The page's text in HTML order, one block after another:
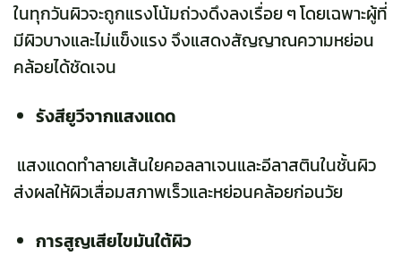
ในทุกวันผิวจะถูกแรงโน้มถ่วงดึงลงเรื่อย ๆ โดยเฉพาะผู้ที่
มีผิวบางและไม่แข็งแรง จึงแสดงสัญญาณความหย่อน
คล้อยได้ชัดเจน
รังสียูวีจากแสงแดด
แสงแดดทำลายเส้นใยคอลลาเจนและอีลาสตินในชั้นผิว
ส่งผลให้ผิวเสื่อมสภาพเร็วและหย่อนคล้อยก่อนวัย
การสูญเสียไขมันใต้ผิว